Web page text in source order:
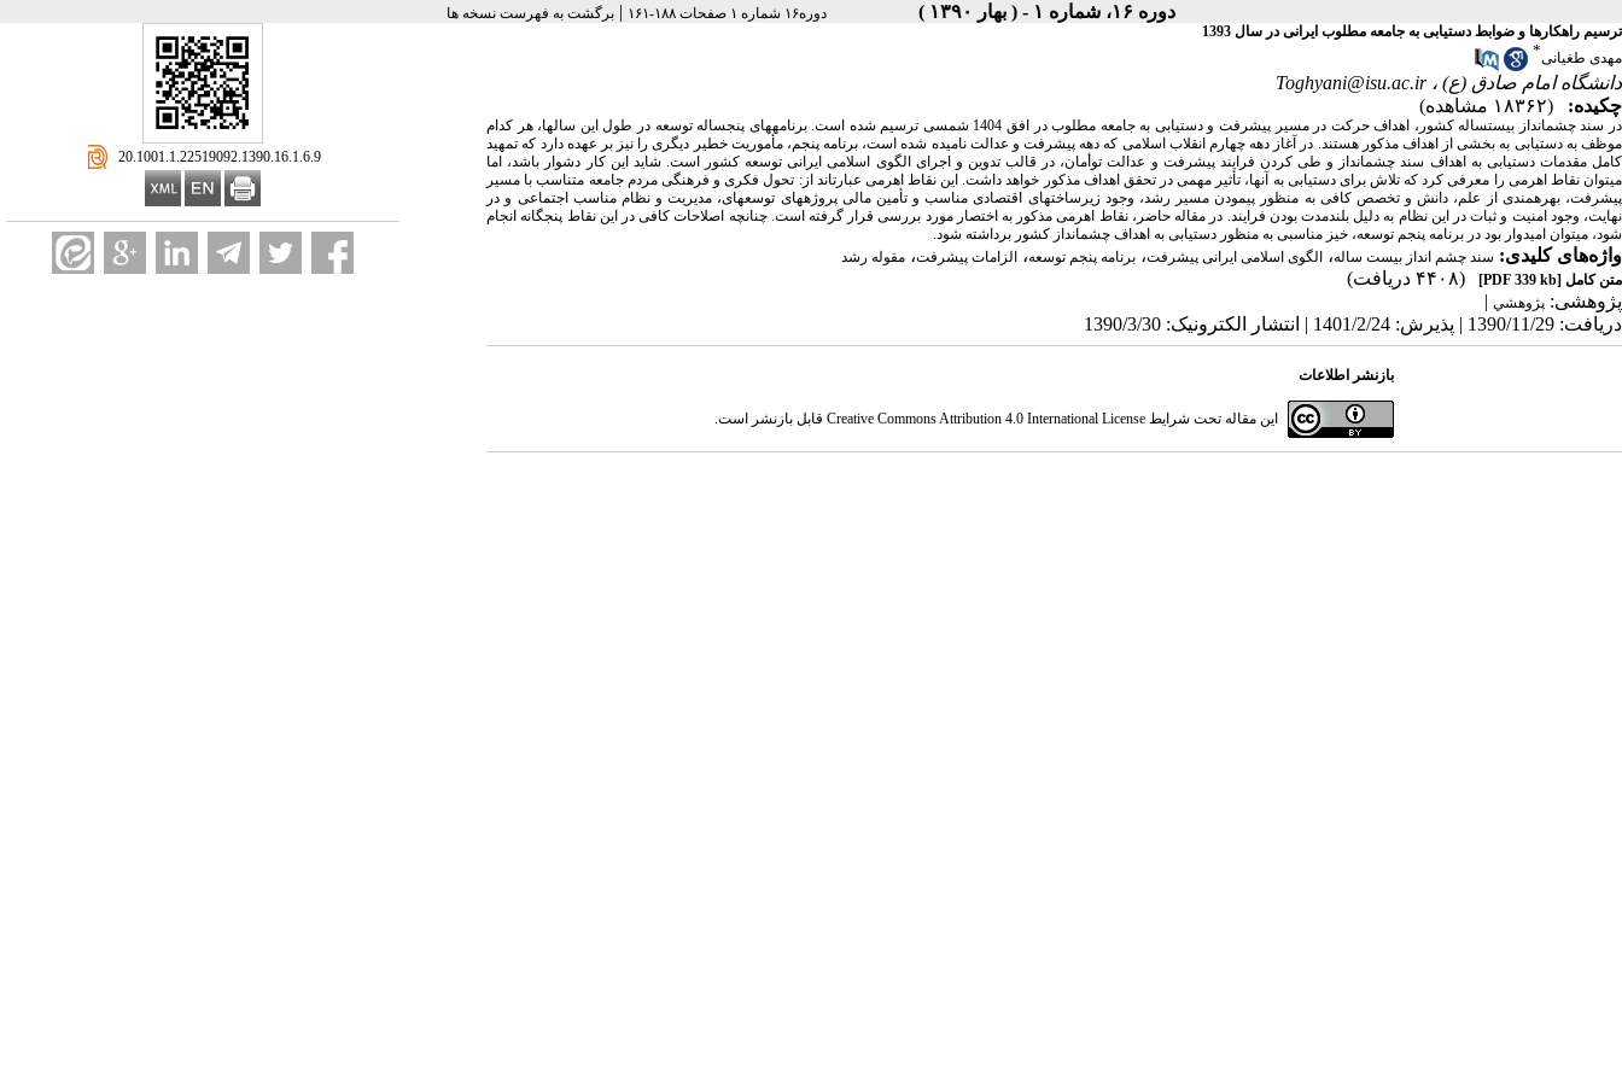
دوره ۱۶، شماره ۱ - ( بهار ۱۳۹۰ ) دوره۱۶ شماره ۱ صفحات ۱۸۸-۱۶۱ | برگشت به فهرست نسخه ها
‎ 20.1001.1.22519092.1390.16.1.6.9
ترسیم راهکارها و ضوابط دستیابی به جامعه مطلوب ایرانی در سال 1393
مهدی طغیانی*
دانشگاه امام صادق (ع) ،Toghyani@isu.ac.ir
چکیده:
(۱۸۳۶۲ مشاهده)
در سند چشمانداز بیستساله کشور، اهداف حرکت در مسیر پیشرفت و دستیابی به جامعه مطلوب در افق 1404 شمسی ترسیم شده است. برنامههای پنجساله توسعه در طول این سالها، هر کدام
موظف به دستیابی به بخشی از اهداف مذکور هستند. در آغاز دهه چهارم انقلاب اسلامی که دهه پیشرفت و عدالت نامیده شده است، برنامه پنجم، مأموریت خطیر دیگری را نیز بر عهده دارد که تمهید
کامل مقدمات دستیابی به اهداف سند چشمانداز و طی کردن فرایند پیشرفت و عدالت توأمان، در قالب تدوین و اجرای الگوی اسلامی ایرانی توسعه کشور است. شاید این کار دشوار باشد، اما
میتوان نقاط اهرمی را معرفی کرد که تلاش برای دستیابی به آنها، تأثیر مهمی در تحقق اهداف مذکور خواهد داشت. این نقاط اهرمی عبارتاند از: تحول فکری و فرهنگی مردم جامعه متناسب با مسیر
پیشرفت، بهرهمندی از علم، دانش و تخصص کافی به منظور پیمودن مسیر رشد، وجود زیرساختهای اقتصادی مناسب و تأمین مالی پروژههای توسعهای، مدیریت و نظام مناسب اجتماعی و در
نهایت، وجود امنیت و ثبات در این نظام به دلیل بلندمدت بودن فرایند. در مقاله حاضر، نقاط اهرمی مذکور به اختصار مورد بررسی قرار گرفته است. چنانچه اصلاحات کافی در این نقاط پنجگانه انجام
شود، میتوان امیدوار بود در برنامه پنجم توسعه، خیز مناسبی به منظور دستیابی به اهداف چشمانداز کشور برداشته شود.
واژه‌های کلیدی: سند چشم انداز بیست ساله، الگوی اسلامی ایرانی پیشرفت، برنامه پنجم توسعه، الزامات پیشرفت، مقوله رشد
متن کامل [PDF 339 kb]
(۴۴۰۸ دریافت)
پژوهشی: پژوهشي |
دریافت: 1390/11/29 | پذیرش: 1401/2/24 | انتشار الکترونیک: 1390/3/30
بازنشر اطلاعات
این مقاله تحت شرایط Creative Commons Attribution 4.0 International Licenseقابل بازنشر است.